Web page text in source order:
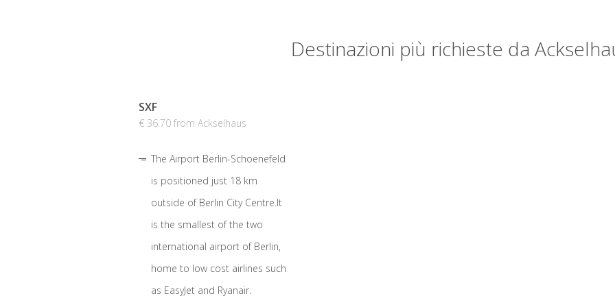
Destinazioni più richieste da
SXF
€ 36.70 from Ackselhaus
The Airport Berlin-Schoenefeld
is positioned just 18 km
outside of Berlin City Centre.It
is the smallest of the two
international airport of Berlin,
home to low cost airlines such
as EasyJet and Ryanair.